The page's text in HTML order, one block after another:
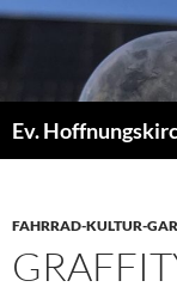
Zum
Ev.
FAHRRAD-KULTUR-